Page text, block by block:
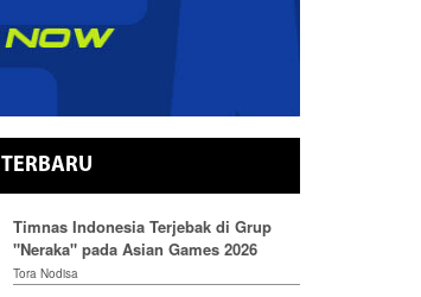
TERBARU
Timnas Indonesia Terjebak di Grup
"Neraka" pada Asian Games 2026
Tora Nodisa